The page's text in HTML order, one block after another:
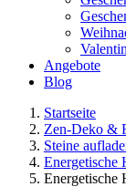
Angebote
Blog
Startseite
Zen-Deko &
Steine
Energetische
Energetische